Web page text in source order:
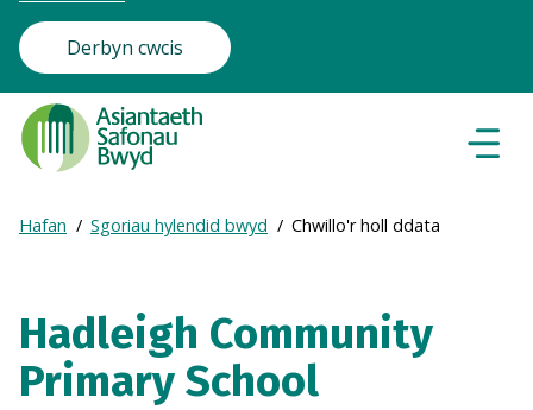
Derbyn cwcis
Food
Standards
Agency
Frontpage
Breadcrumb
Expand
breadcrumb
Hafan Sgoriau hylendid bwyd Chwillo'r holl ddata
Hadleigh Community
Primary School